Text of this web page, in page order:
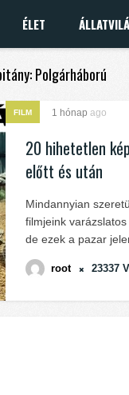
ÉLET
Polgárháború
FILM 1 hónap ago
20 hihetetlen
előtt és után
Mindannyian
filmjeink
de ezek a pazar
root 23337